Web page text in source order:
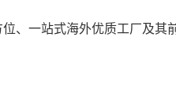
、一站式海外优质工厂及其